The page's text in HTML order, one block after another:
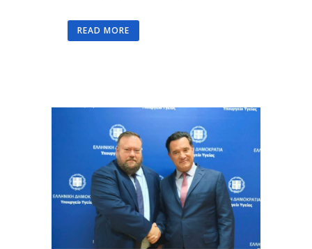
READ MORE